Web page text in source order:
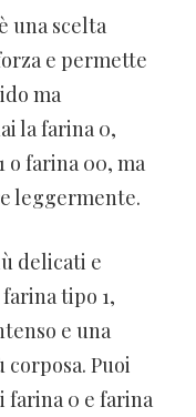
una scelta
e permette
ma
la farina 0,
o farina 00, ma
leggermente.
delicati e
tipo 1,
e una
Puoi
farina 0 e farina